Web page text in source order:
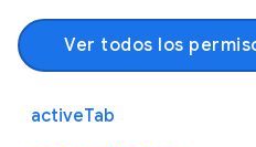
Ver todos los
activeTab